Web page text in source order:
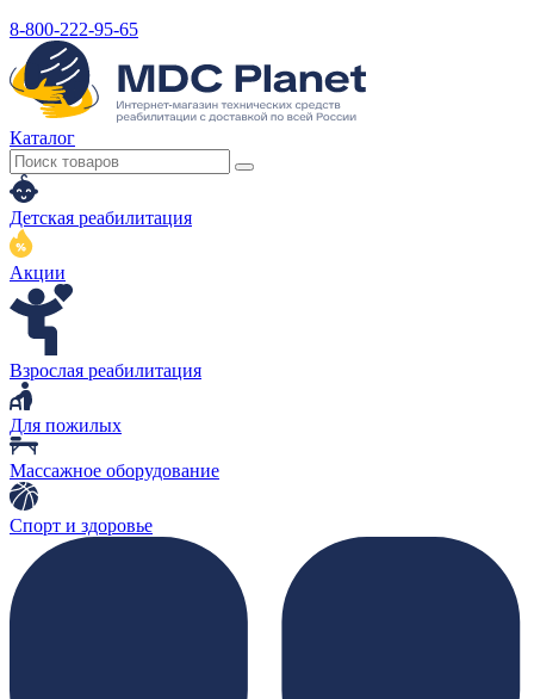
8-800-222-95-65
Каталог
Детская реабилитация
Акции
Взрослая реабилитация
Для пожилых
Массажное оборудование
Спорт и здоровье